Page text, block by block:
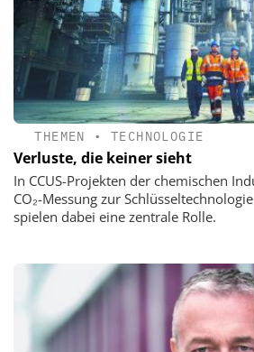
THEMEN •TECHNOLOGIE
Verluste, die keiner sieht
In CCUS-Projekten der chemischen
CO₂-Messung zur
spielen dabei eine zentrale Rolle.